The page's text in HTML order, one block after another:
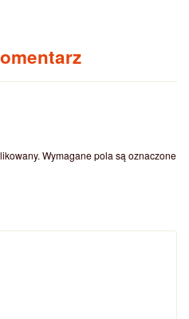
Wymagane pola są oznaczone